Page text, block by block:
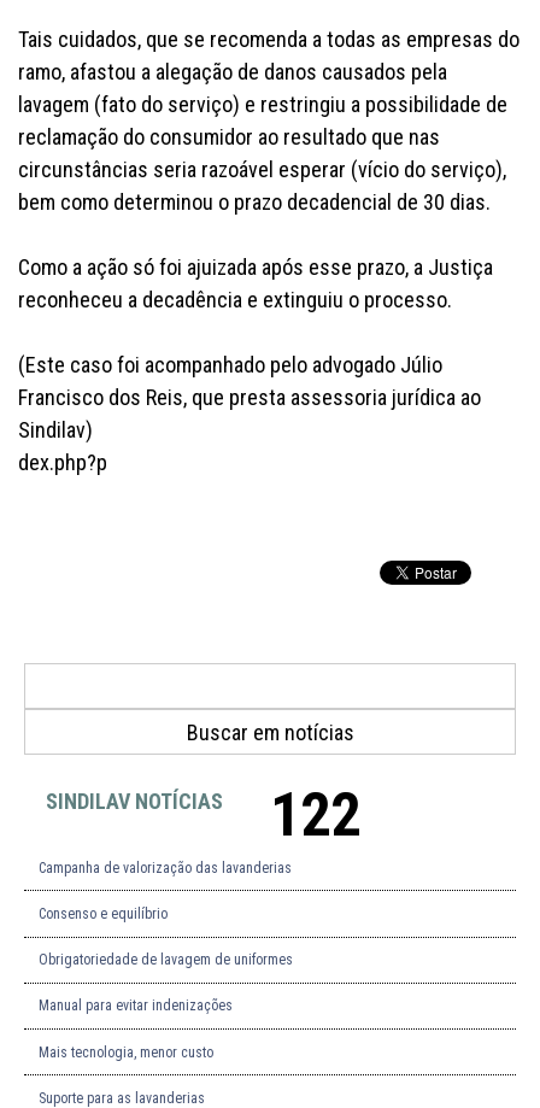
Tais cuidados, que se recomenda a todas as empresas do
ramo, afastou a alegação de danos causados pela
lavagem (fato do serviço) e restringiu a possibilidade de
reclamação do consumidor ao resultado que nas
circunstâncias seria razoável esperar (vício do serviço),
bem como determinou o prazo decadencial de 30 dias.
Como a ação só foi ajuizada após esse prazo, a Justiça
reconheceu a decadência e extinguiu o processo.
(Este caso foi acompanhado pelo advogado Júlio
Francisco dos Reis, que presta assessoria jurídica ao
Sindilav)
dex.php?p
SINDILAV NOTÍCIAS 122
Campanha de valorização das lavanderias
Consenso e equilíbrio
Obrigatoriedade de lavagem de uniformes
Manual para evitar indenizações
Mais tecnologia, menor custo
Suporte para as lavanderias